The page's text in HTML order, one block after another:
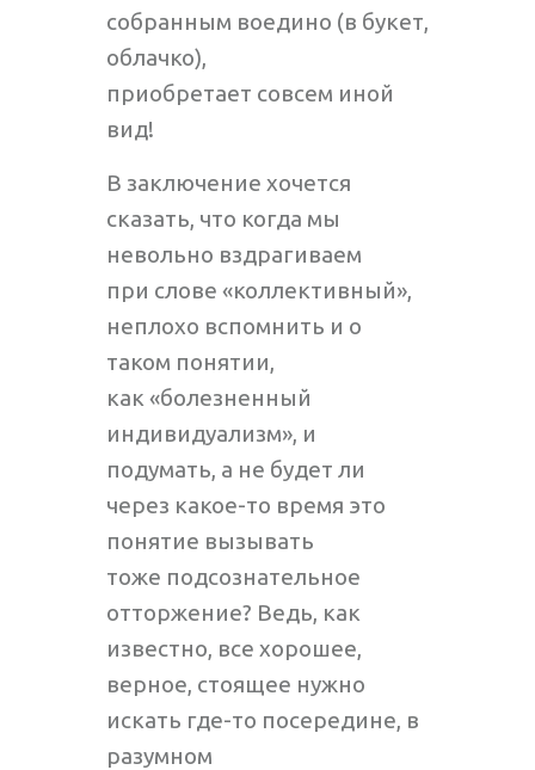
собранным воедино (в букет,
облачко),
приобретает совсем иной
вид!
В заключение хочется
сказать, что когда мы
невольно вздрагиваем
при слове «коллективный»,
неплохо вспомнить и о
таком понятии,
как «болезненный
индивидуализм», и
подумать, а не будет ли
через какое-то время это
понятие вызывать
тоже подсознательное
отторжение? Ведь, как
известно, все хорошее,
верное, стоящее нужно
искать где-то посередине, в
разумном